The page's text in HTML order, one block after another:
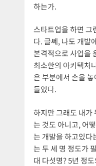
하는가.
스타트업을 하면 그
다. 글쎄, 나도 개발
본격적으로 사업을
최소한의 아키텍처
은 부분에서 손을
들었다.
하지만 그래도 내가
는 것도 아니고, 어
는 개발을 하고있다
는 두 세 명 정도가
대 다섯명? 5년 정